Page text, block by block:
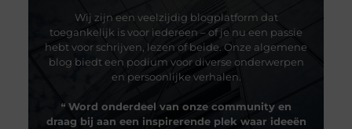
Wij zijn een veelzijdig blogplatform dat
toegankelijk is voor iedereen – of je nu een passie
hebt voor schrijven, lezen of beide. Onze algemene
blog biedt een podium voor diverse onderwerpen
en persoonlijke verhalen.
❝ Word onderdeel van onze community en
draag bij aan een inspirerende plek waar ideeën